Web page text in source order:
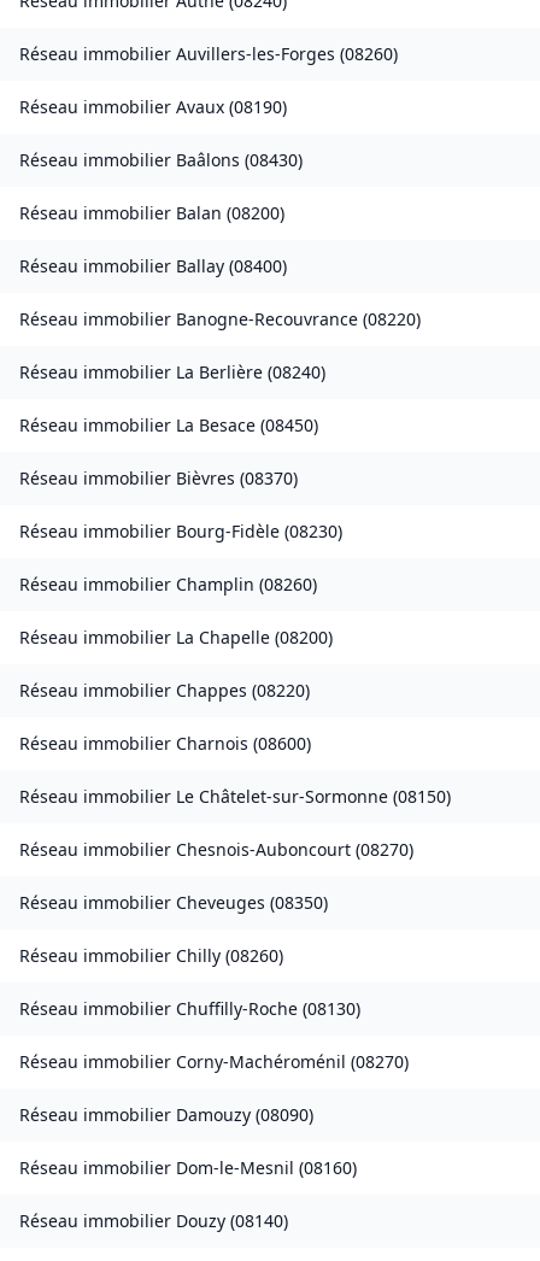
Réseau immobilier Auvillers-les-Forges (08260)
Réseau immobilier Avaux (08190)
Réseau immobilier Baâlons (08430)
Réseau immobilier Balan (08200)
Réseau immobilier Ballay (08400)
Réseau immobilier Banogne-Recouvrance (08220)
Réseau immobilier La Berlière (08240)
Réseau immobilier La Besace (08450)
Réseau immobilier Bièvres (08370)
Réseau immobilier Bourg-Fidèle (08230)
Réseau immobilier Champlin (08260)
Réseau immobilier La Chapelle (08200)
Réseau immobilier Chappes (08220)
Réseau immobilier Charnois (08600)
Réseau immobilier Le Châtelet-sur-Sormonne (08150)
Réseau immobilier Chesnois-Auboncourt (08270)
Réseau immobilier Cheveuges (08350)
Réseau immobilier Chilly (08260)
Réseau immobilier Chuffilly-Roche (08130)
Réseau immobilier Corny-Machéroménil (08270)
Réseau immobilier Damouzy (08090)
Réseau immobilier Dom-le-Mesnil (08160)
Réseau immobilier Douzy (08140)